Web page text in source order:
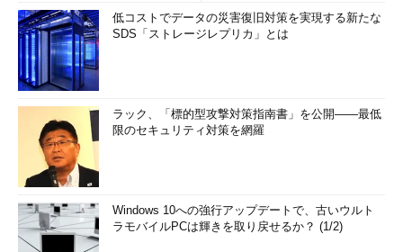
低コストでデータの災害復旧対策を実現する新たな
SDS「ストレージレプリカ」とは
ラック、「標的型攻撃対策指南書」を公開――最低
限のセキュリティ対策を網羅
Windows 10への強行アップデートで、古いウルト
ラモバイルPCは輝きを取り戻せるか？ (1/2)